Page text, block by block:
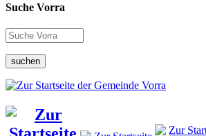
Suche Vorra
suchen